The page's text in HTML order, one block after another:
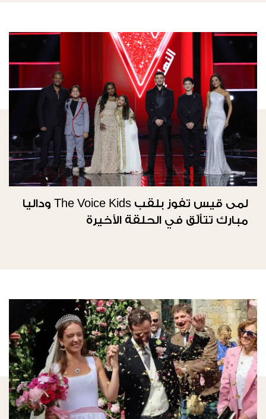
لمى قيس تفوز بلقب The Voice Kids وداليا
مبارك تتألّق في الحلقة الأخيرة